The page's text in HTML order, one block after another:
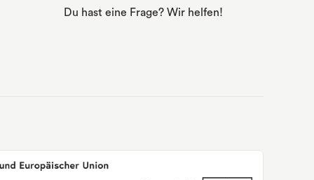
Du hast eine Frage? Wir helfen!